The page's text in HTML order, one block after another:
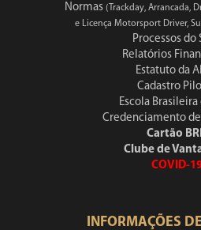
Normas (Trackday, Arrancada,
e Licença Motorsport Driver,
Processos do
Relatórios
Estatuto da
Cadastro
Escola Brasileira
Credenciamento
Cartão
Clube de
COVID-
INFORMAÇÕES